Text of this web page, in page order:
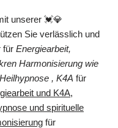
unserer 💓️💎
Sie verlässlich und
für Energiearbeit,
Harmonisierung wie
, K4A für
und K4A,
und spirituelle
für